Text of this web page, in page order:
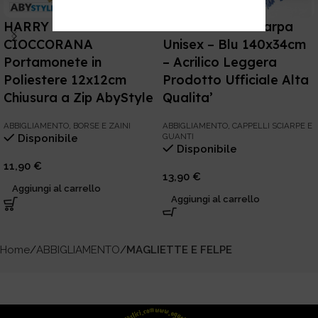
HARRY POTTER –
CIOCCORANA
Portamonete in
Poliestere 12x12cm
Chiusura a Zip AbyStyle
ABBIGLIAMENTO, BORSE E ZAINI
Disponibile
11,90 €
Aggiungi al carrello
FORTNITE – Sciarpa
Unisex – Blu 140x34cm
– Acrilico Leggera
Prodotto Ufficiale Alta
Qualita’
ABBIGLIAMENTO, CAPPELLI SCIARPE E
GUANTI
Disponibile
13,90 €
Aggiungi al carrello
Home ABBIGLIAMENTO MAGLIETTE E FELPE